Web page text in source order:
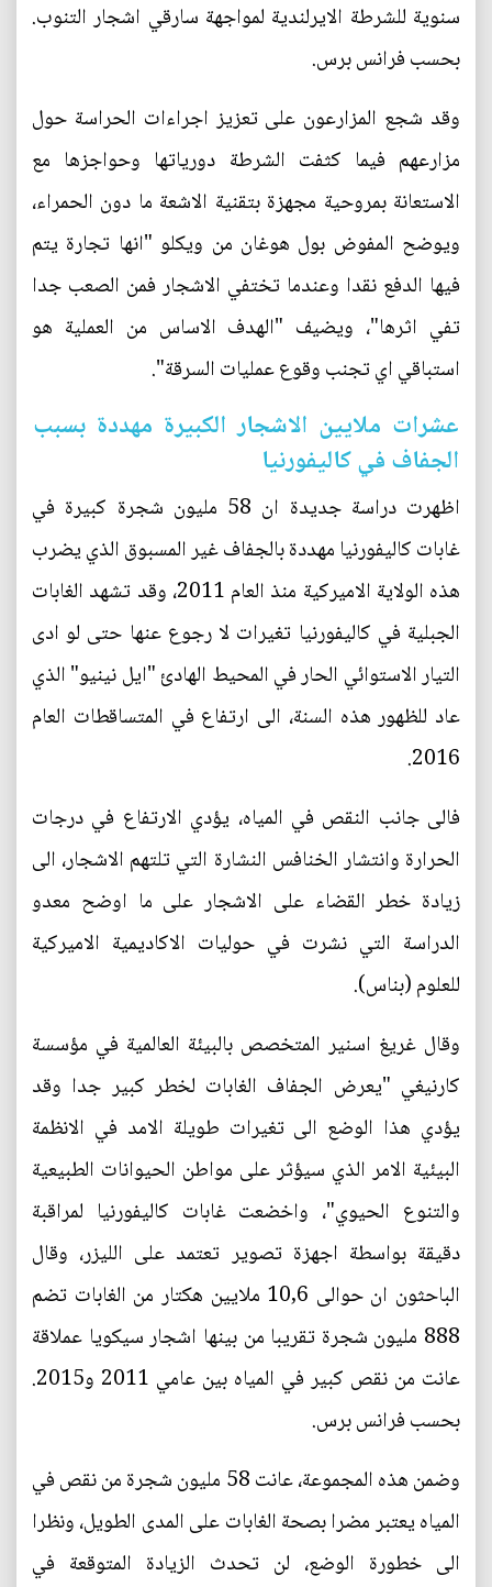
سنوية للشرطة الايرلندية لمواجهة سارقي اشجار التنوب.
بحسب فرانس برس.
وقد شجع المزارعون على تعزيز اجراءات الحراسة حول
مزارعهم فيما كثفت الشرطة دورياتها وحواجزها مع
الاستعانة بمروحية مجهزة بتقنية الاشعة ما دون الحمراء،
ويوضح المفوض بول هوغان من ويكلو "انها تجارة يتم
فيها الدفع نقدا وعندما تختفي الاشجار فمن الصعب جدا
تفي اثرها"، ويضيف "الهدف الاساس من العملية هو
استباقي اي تجنب وقوع عمليات السرقة".
عشرات ملايين الاشجار الكبيرة مهددة بسبب
الجفاف في كاليفورنيا
اظهرت دراسة جديدة ان 58 مليون شجرة كبيرة في
غابات كاليفورنيا مهددة بالجفاف غير المسبوق الذي يضرب
هذه الولاية الاميركية منذ العام 2011، وقد تشهد الغابات
الجبلية في كاليفورنيا تغيرات لا رجوع عنها حتى لو ادى
التيار الاستوائي الحار في المحيط الهادئ "ايل نينيو" الذي
عاد للظهور هذه السنة، الى ارتفاع في المتساقطات العام
2016.
فالى جانب النقص في المياه، يؤدي الارتفاع في درجات
الحرارة وانتشار الخنافس النشارة التي تلتهم الاشجار، الى
زيادة خطر القضاء على الاشجار على ما اوضح معدو
الدراسة التي نشرت في حوليات الاكاديمية الاميركية
للعلوم (بناس).
وقال غريغ اسنير المتخصص بالبيئة العالمية في مؤسسة
كارنيغي "يعرض الجفاف الغابات لخطر كبير جدا وقد
يؤدي هذا الوضع الى تغيرات طويلة الامد في الانظمة
البيئية الامر الذي سيؤثر على مواطن الحيوانات الطبيعية
والتنوع الحيوي"، واخضعت غابات كاليفورنيا لمراقبة
دقيقة بواسطة اجهزة تصوير تعتمد على الليزر، وقال
الباحثون ان حوالى 10,6 ملايين هكتار من الغابات تضم
888 مليون شجرة تقريبا من بينها اشجار سيكويا عملاقة
عانت من نقص كبير في المياه بين عامي 2011 و2015.
بحسب فرانس برس.
وضمن هذه المجموعة، عانت 58 مليون شجرة من نقص في
المياه يعتبر مضرا بصحة الغابات على المدى الطويل، ونظرا
الى خطورة الوضع، لن تحدث الزيادة المتوقعة في